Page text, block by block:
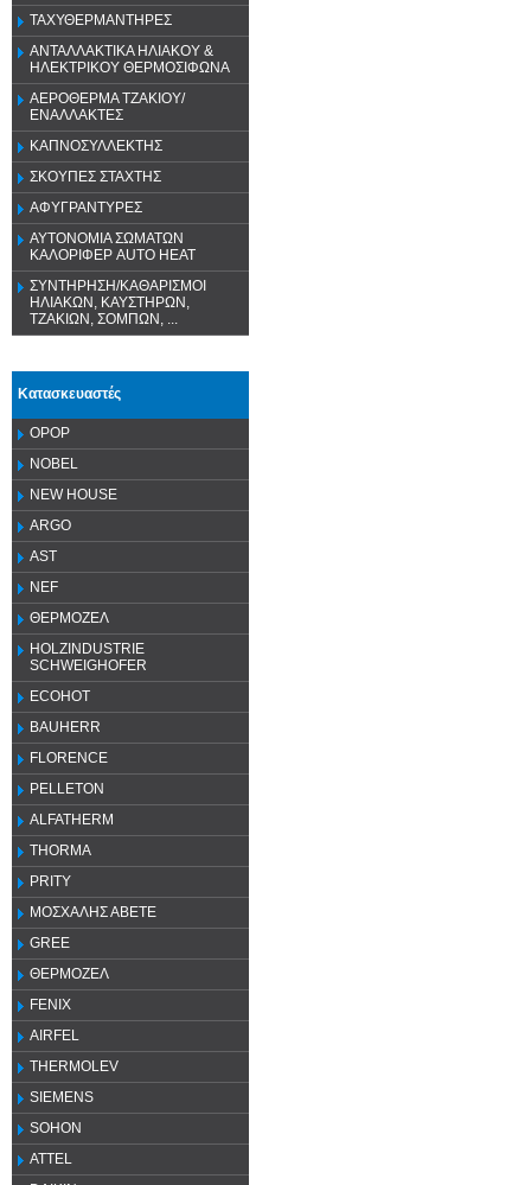
ΤΑΧΥΘΕΡΜΑΝΤΗΡΕΣ
ΑΝΤΑΛΛΑΚΤΙΚΑ ΗΛΙΑΚΟΥ &
ΗΛΕΚΤΡΙΚΟΥ ΘΕΡΜΟΣΙΦΩΝΑ
ΑΕΡΟΘΕΡΜΑ ΤΖΑΚΙΟΥ/
ΕΝΑΛΛΑΚΤΕΣ
ΚΑΠΝΟΣΥΛΛΕΚΤΗΣ
ΣΚΟΥΠΕΣ ΣΤΑΧΤΗΣ
ΑΦΥΓΡΑΝΤΥΡΕΣ
ΑΥΤΟΝΟΜΙΑ ΣΩΜΑΤΩΝ
ΚΑΛΟΡΙΦΕΡ AUTO HEAT
ΣΥΝΤΗΡΗΣΗ/ΚΑΘΑΡΙΣΜΟΙ
ΗΛΙΑΚΩΝ, ΚΑΥΣΤΗΡΩΝ,
ΤΖΑΚΙΩΝ, ΣΟΜΠΩΝ, ...
Κατασκευαστές
OPOP
NOBEL
NEW HOUSE
ARGO
AST
NEF
ΘΕΡΜΟΖΕΛ
HOLZINDUSTRIE
SCHWEIGHOFER
ECOHOT
BAUHERR
FLORENCE
PELLETON
ALFATHERM
THORMA
PRITY
ΜΟΣΧΑΛΗΣ ΑΒΕΤΕ
GREE
ΘΕΡΜΟΖΕΛ
FENIX
AIRFEL
THERMOLEV
SIEMENS
SOHON
ATTEL